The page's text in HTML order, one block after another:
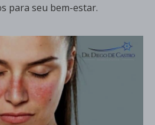
para seu bem-estar.